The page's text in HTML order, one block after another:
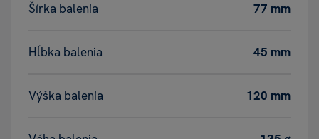
Šírka balenia 77 mm
Hĺbka balenia 45 mm
Výška balenia 120 mm